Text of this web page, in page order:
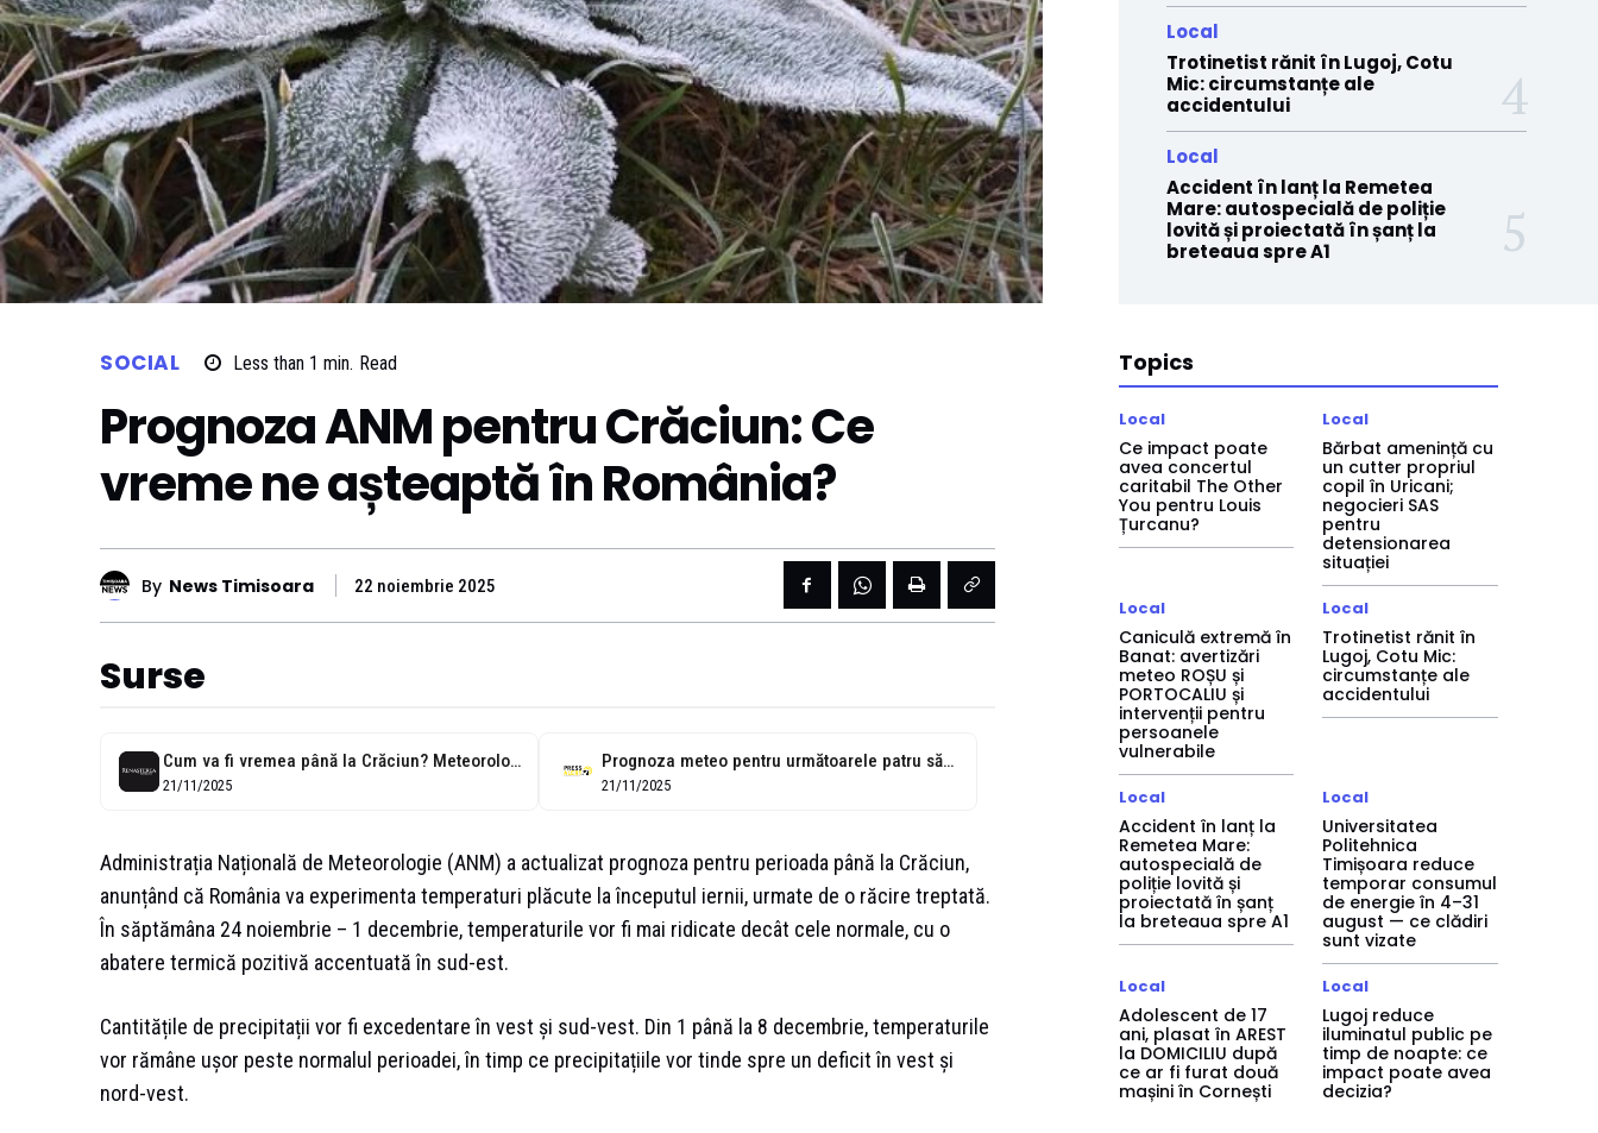
SOCIAL Less than 1 min. Read
Prognoza ANM pentru Crăciun: Ce
vreme ne așteaptă în România?
By News Timisoara 22 noiembrie 2025
Surse
Cum va fi vremea până la Crăciun? Meteorologii ANM au actualizat prognoza
21/11/2025
Prognoza meteo pentru următoarele patru săptămâni. Cum va fi vremea de Crăciun
21/11/2025
Administrația Națională de Meteorologie (ANM) a actualizat prognoza pentru perioada până la Crăciun,
anunțând că România va experimenta temperaturi plăcute la începutul iernii, urmate de o răcire treptată.
În săptămâna 24 noiembrie – 1 decembrie, temperaturile vor fi mai ridicate decât cele normale, cu o
abatere termică pozitivă accentuată în sud-est.
Cantitățile de precipitații vor fi excedentare în vest și sud-vest. Din 1 până la 8 decembrie, temperaturile
vor rămâne ușor peste normalul perioadei, în timp ce precipitațiile vor tinde spre un deficit în vest și
nord-vest.
Local
Trotinetist rănit în Lugoj, Cotu
Mic: circumstanțe ale
accidentului
Local
Accident în lanț la Remetea
Mare: autospecială de poliție
lovită și proiectată în șanț la
breteaua spre A1
Topics
Local
Ce impact poate
avea concertul
caritabil The Other
You pentru Louis
Țurcanu?
Local
Bărbat amenință cu
un cutter propriul
copil în Uricani;
negocieri SAS
pentru
detensionarea
situației
Local
Caniculă extremă în
Banat: avertizări
meteo ROȘU și
PORTOCALIU și
intervenții pentru
persoanele
vulnerabile
Local
Trotinetist rănit în
Lugoj, Cotu Mic:
circumstanțe ale
accidentului
Local
Accident în lanț la
Remetea Mare:
autospecială de
poliție lovită și
proiectată în șanț
la breteaua spre A1
Local
Universitatea
Politehnica
Timișoara reduce
temporar consumul
de energie în 4–31
august — ce clădiri
sunt vizate
Local
Adolescent de 17
ani, plasat în AREST
la DOMICILIU după
ce ar fi furat două
mașini în Cornești
Local
Lugoj reduce
iluminatul public pe
timp de noapte: ce
impact poate avea
decizia?